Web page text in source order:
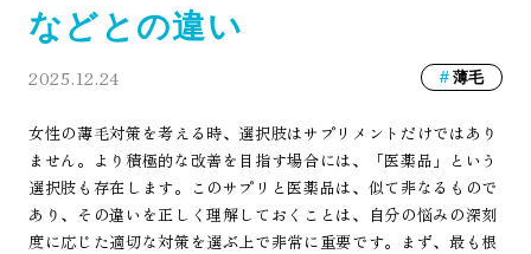
などとの違い
2025.12.24 薄毛
女性の薄毛対策を考える時、選択肢はサプリメントだけではあり
ません。より積極的な改善を目指す場合には、「医薬品」という
選択肢も存在します。このサプリと医薬品は、似て非なるもので
あり、その違いを正しく理解しておくことは、自分の悩みの深刻
度に応じた適切な対策を選ぶ上で非常に重要です。まず、最も根